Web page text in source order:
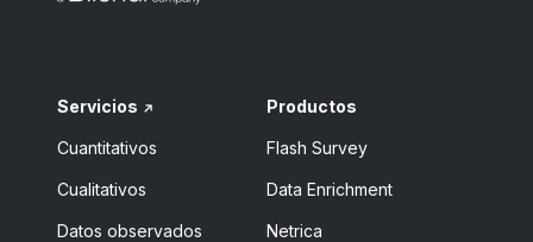
Servicios
Cuantitativos
Cualitativos
Datos observados
Productos
Flash Survey
Data Enrichment
Netrica